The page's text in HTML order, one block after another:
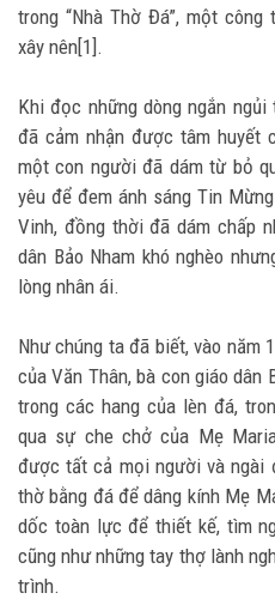
trong “Nhà Thờ Đá”, một
xây nên[1].
Khi đọc những dòng ngắn
đã cảm nhận được tâm huyết
một con người đã dám từ bỏ
yêu để đem ánh sáng Tin
Vinh, đồng thời đã dám chấp
dân Bảo Nham khó nghèo
lòng nhân ái.
Như chúng ta đã biết, vào năm
của Văn Thân, bà con giáo dân
trong các hang của lèn đá,
qua sự che chở của Mẹ
được tất cả mọi người và ngài
thờ bằng đá để dâng kính Mẹ
dốc toàn lực để thiết kế, tìm
cũng như những tay thợ lành
trình.